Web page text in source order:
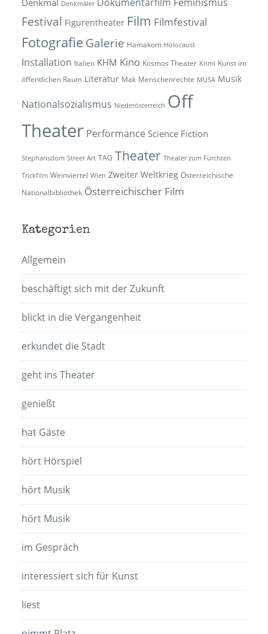
Denkmäler
Festival Figurentheater Film Filmfestival
Fotografie Galerie Hamakom Holocaust
Installation Italien KHM Kino Kosmos Theater Krimi Kunst im
öffentlichen Raum Literatur Mak Menschenrechte MUSA Musik
Nationalsozialismus Niederösterreich Off
Theater Performance Science Fiction
Stephansdom Street Art TAG Theater Theater zum Fürchten
Trickfilm Weinviertel Wien Zweiter Weltkrieg Österreichische
Nationalbibliothek Österreichischer Film
Kategorien
Allgemein
beschäftigt sich mit der Zukunft
blickt in die Vergangenheit
erkundet die Stadt
geht ins Theater
genießt
hat Gäste
hört Hörspiel
hört Musik
hört Musik
im Gespräch
interessiert sich für Kunst
liest